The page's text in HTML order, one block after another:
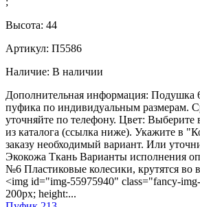
Высота: 44
Артикул: П5586
Наличие: В наличии
Дополнительная информация: Подушка
пуфика по индивидуальным размерам.
уточняйте по телефону. Цвет: Выберите
из каталога (ссылка ниже). Укажите в
заказу необходимый вариант. Или
Экокожа Ткань Варианты исполнения
№6 Пластиковые колесики, крутятся во
<img id="img-55975940" class="fancy-
200px; height:...